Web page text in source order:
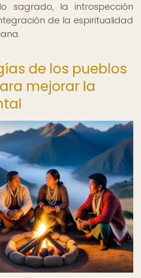
sagrado, la introspección
de la espiritualidad
de los pueblos
mejorar la